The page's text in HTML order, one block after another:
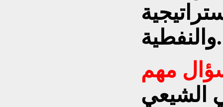
والنفطية.
مهم
الشيعي